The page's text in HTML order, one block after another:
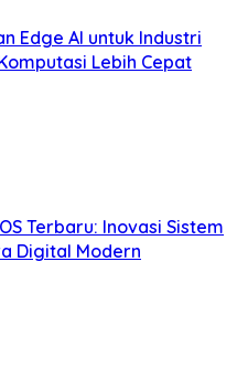
Edge AI untuk Industri
Lebih Cepat
Terbaru: Inovasi Sistem
Digital Modern